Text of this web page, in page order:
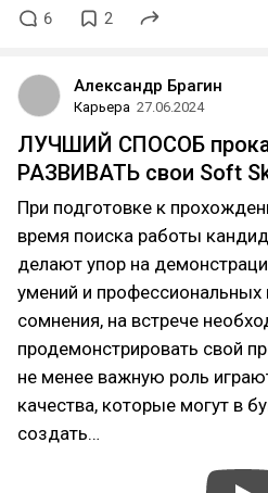
6 2
Александр Брагин
Карьера 27.06.2024
ЛУЧШИЙ СПОСОБ
РАЗВИВАТЬ свои Soft
При подготовке к
время поиска работы
делают упор на
умений и профессиональных
сомнения, на встрече
продемонстрировать свой
не менее важную роль
качества, которые могут в
создать…